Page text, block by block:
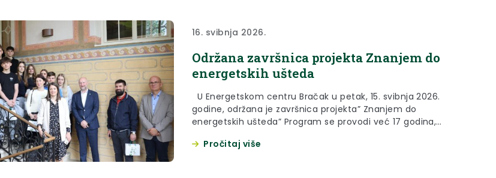
privilegirani...
16. svibnja 2026.
Održana završnica projekta Znanjem do
energetskih ušteda
U Energetskom centru Bračak u petak, 15. svibnja 2026.
godine, održana je završnica projekta” Znanjem do
energetskih ušteda” Program se provodi već 17 godina,
ovogodišnjoj generaciji na pokazanom znanju te
Pročitaj više